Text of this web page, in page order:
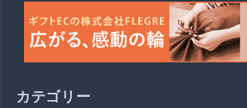
カテゴリー